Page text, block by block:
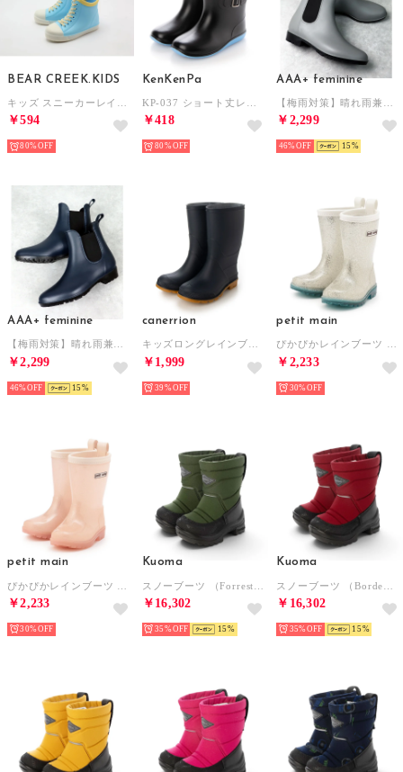
BEAR CREEK.KIDS
￥594
80%
KenKenPa
￥418
80%
AAA+ feminine
￥2,299
46% 15
AAA+ feminine
【梅雨対策】晴れ雨兼用 完全防水 サイドゴアレインブーツ オフィスカジュアル フォーマル オケージョン ワイドパンツ ロングスカート すぐ履ける 歩きやすい 疲れにくい /3534 （ネイビー）
￥2,299
46% 15
canerrion
キッズロングレインブーツ （MAVY）
￥1,999
39%
petit main
ぴかぴかレインブーツ （シルバー）
￥2,233
30%
petit main
￥2,233
30%
Kuoma
￥16,302
35% 15
Kuoma
￥16,302
35% 15